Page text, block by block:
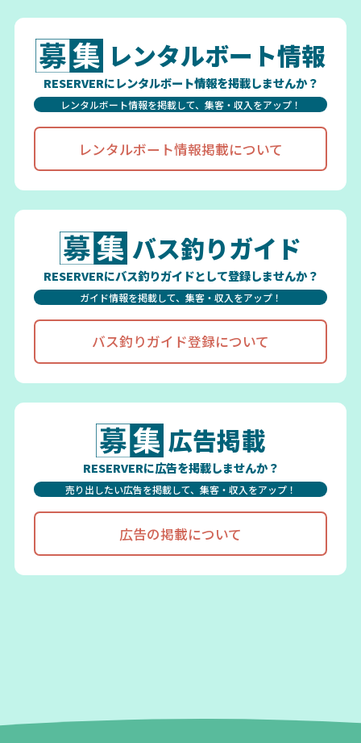
レンタルボート情報
RESERVERにレンタルボート情報を掲載しませんか？
レンタルボート情報を掲載して、集客・収入をアップ！
レンタルボート情報掲載について
バス釣りガイド
RESERVERにバス釣りガイドとして登録しませんか？
ガイド情報を掲載して、集客・収入をアップ！
バス釣りガイド登録について
広告掲載
RESERVERに広告を掲載しませんか？
売り出したい広告を掲載して、集客・収入をアップ！
広告の掲載について